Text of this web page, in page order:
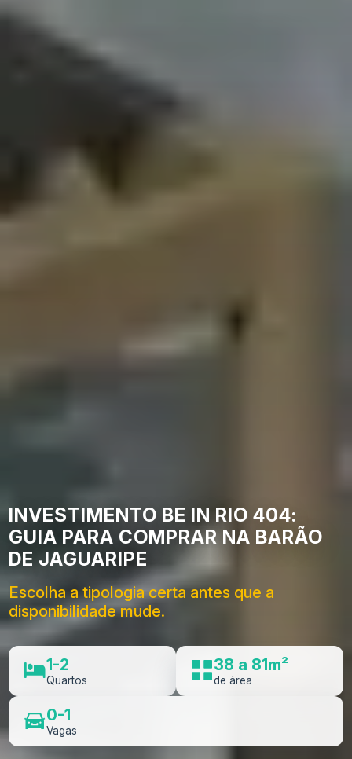
INVESTIMENTO BE IN RIO 404:
GUIA PARA COMPRAR NA BARÃO
DE JAGUARIPE
Escolha a tipologia certa antes que a
disponibilidade mude.
1-2
Quartos
38 a 81m²
de área
0-1
Vagas